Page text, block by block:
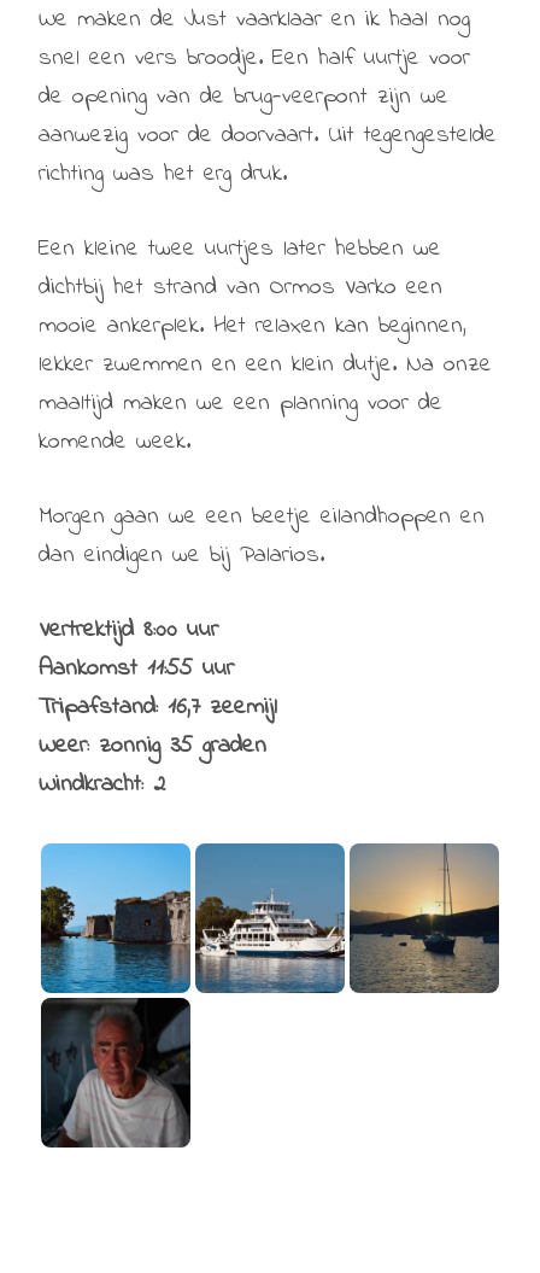
We maken de Just vaarklaar en ik haal nog
snel een vers broodje. Een half uurtje voor
de opening van de brug-veerpont zijn we
aanwezig voor de doorvaart. Uit tegengestelde
richting was het erg druk.
Een kleine twee uurtjes later hebben we
dichtbij het strand van Ormos Varko een
mooie ankerplek. Het relaxen kan beginnen,
lekker zwemmen en een klein dutje. Na onze
maaltijd maken we een planning voor de
komende week.
Morgen gaan we een beetje eilandhoppen en
dan eindigen we bij Palarios.
Vertrektijd 8:00 uur
Aankomst 11:55 uur
Tripafstand: 16,7 zeemijl
Weer: zonnig 35 graden
Windkracht: 2